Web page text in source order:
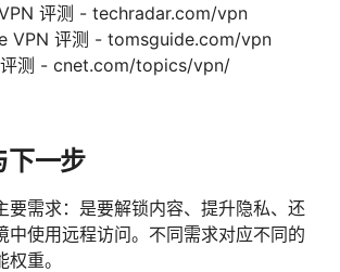
评测 - techradar.com/vpn
VPN 评测 - tomsguide.com/vpn
评测 - cnet.com/topics/vpn/
下一步
要需求：是要解锁内容、提升隐私、还
中使用远程访问。不同需求对应不同的
重。